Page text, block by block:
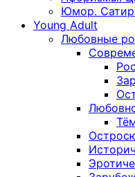
Юмор.
Young Adult
Любовные